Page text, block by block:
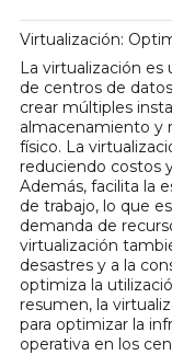
Virtualización:
La virtualización es
de centros de
crear múltiples
almacenamiento y
físico. La
reduciendo costos
Además, facilita la
de trabajo, lo que
demanda de
virtualización
desastres y a la
optimiza la
resumen, la
para optimizar la
operativa en los